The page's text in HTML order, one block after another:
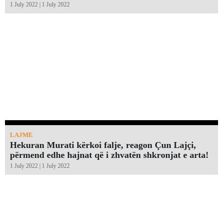
1 July 2022 | 1 July 2022
LAJME
Hekuran Murati kërkoi falje, reagon Çun Lajçi,
përmend edhe hajnat që i zhvatën shkronjat e arta!￼
1 July 2022 | 1 July 2022